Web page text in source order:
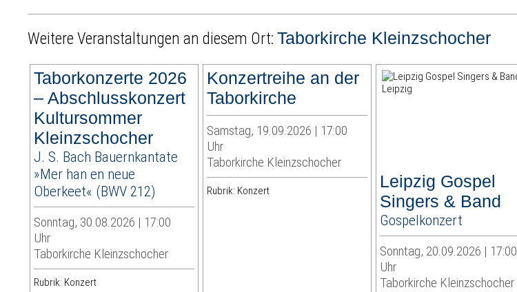
Weitere Veranstaltungen an diesem Ort:Taborkirche Kleinzschocher
Taborkonzerte 2026
– Abschlusskonzert
Kultursommer
Kleinzschocher
J. S. Bach Bauernkantate
»Mer han en neue
Oberkeet« (BWV 212)
Sonntag, 30.08.2026 | 17:00
Uhr
Taborkirche Kleinzschocher
Rubrik: Konzert
Konzertreihe an der
Taborkirche
Samstag, 19.09.2026 | 17:00
Uhr
Taborkirche Kleinzschocher
Rubrik: Konzert
Leipzig Gospel
Singers & Band
Gospelkonzert
Sonntag, 20.09.2026 | 17:00
Uhr
Taborkirche Kleinzschocher